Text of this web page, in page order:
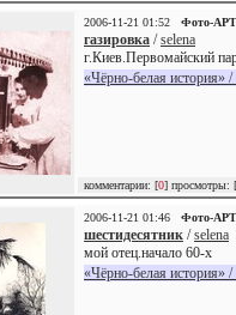
2006-11-21 01:52 Фото-АРТ
газировка /selena
г.Киев.Первомайский
«Чёрно-белая история»
комментарии: [0] просмотры: [
2006-11-21 01:46 Фото-АРТ
шестидесятник /selena
мой отец.начало 60-х
«Чёрно-белая история»